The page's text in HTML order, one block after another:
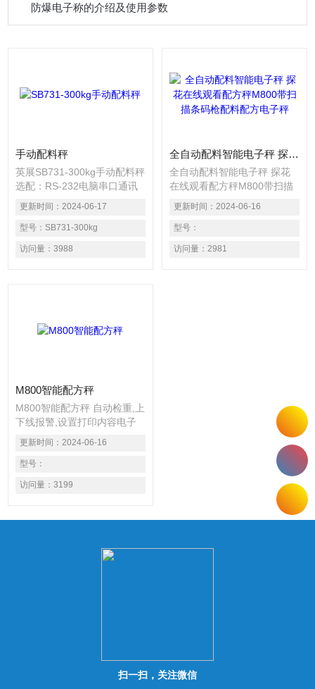
防爆电子称的介绍及使用参数
手动配料秤
英展SB731-300kg手动配料秤
选配：RS-232电脑串口通讯
接口或RELAY继电器开关量信
号之功能，可外接电脑、打印
机及三色声光报警灯。,各类
国产探花精品，极品探花在线
播放，防爆电子秤，叉车称，
更新时间： 2024-06-17
型号： SB731-300kg
访问量： 3988
全自动配料智能电子秤 探花在线观看配方秤M800带扫描条码枪配料配方电子秤
全自动配料智能电子秤 探花
在线观看配方秤M800带扫描
条码枪配料配方电子秤 开机
自检功能 2.计重、计数功能
另可实现语音报重 已实现中/
英文语音报重功能和显示放大
3.标签设置：传统的电子秤条
更新时间： 2024-06-16
型号：
访问量： 2981
M800智能配方秤
M800智能配方秤 自动检重,上
下线报警,设置打印内容电子
秤$n开机自检功能 $n2.计
重、计数功能 另可实现语音
报重 已实现中/英文语音报重
功能和显示放大$n3.标签设
置：传统的电子秤条码打印一
在电子秤上自由设置条码打印
RS232双向通讯命令；$n4.多
国语言：已实现中/英文两种
更新时间： 2024-06-16
型号：
访问量： 3199
扫一扫，关注微信